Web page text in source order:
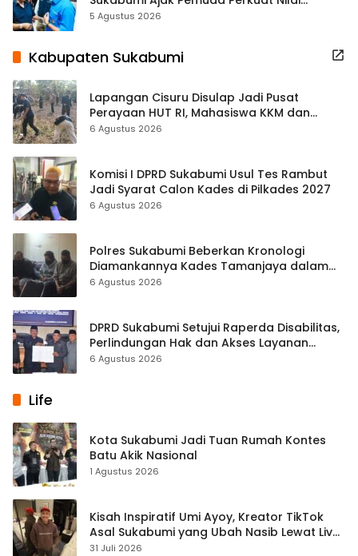
Kebangsaan
5 Agustus 2026
Kabupaten Sukabumi
Lapangan Cisuru Disulap Jadi Pusat
Perayaan HUT RI, Mahasiswa KKM dan
Warga Satukan Tenaga
6 Agustus 2026
Komisi I DPRD Sukabumi Usul Tes Rambut
Jadi Syarat Calon Kades di Pilkades 2027
6 Agustus 2026
Polres Sukabumi Beberkan Kronologi
Diamankannya Kades Tamanjaya dalam
Kasus Sabu
6 Agustus 2026
DPRD Sukabumi Setujui Raperda Disabilitas,
Perlindungan Hak dan Akses Layanan
Diperkuat
6 Agustus 2026
Life
Kota Sukabumi Jadi Tuan Rumah Kontes
Batu Akik Nasional
1 Agustus 2026
Kisah Inspiratif Umi Ayoy, Kreator TikTok
Asal Sukabumi yang Ubah Nasib Lewat Live
Streaming
31 Juli 2026